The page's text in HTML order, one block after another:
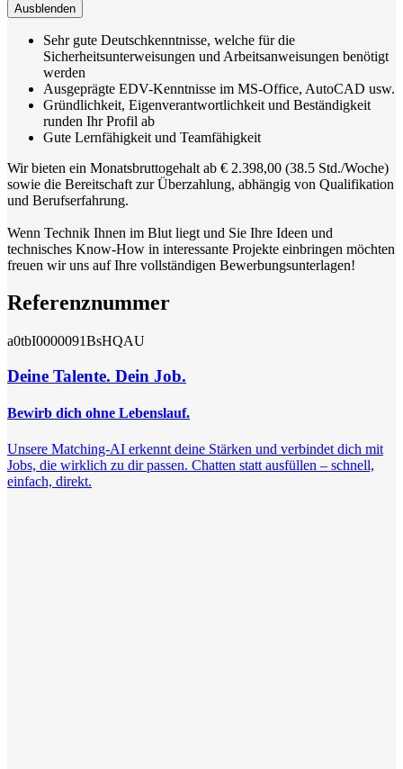
Ausblenden
Sehr gute Deutschkenntnisse, welche für die
Sicherheitsunterweisungen und Arbeitsanweisungen benötigt
werden
Ausgeprägte EDV-Kenntnisse im MS-Office, AutoCAD usw.
Gründlichkeit, Eigenverantwortlichkeit und Beständigkeit
runden Ihr Profil ab
Gute Lernfähigkeit und Teamfähigkeit
Wir bieten ein Monatsbruttogehalt ab € 2.398,00 (38.5 Std./Woche)
sowie die Bereitschaft zur Überzahlung, abhängig von Qualifikation
und Berufserfahrung.
Wenn Technik Ihnen im Blut liegt und Sie Ihre Ideen und
technisches Know-How in interessante Projekte einbringen möchten
freuen wir uns auf Ihre vollständigen Bewerbungsunterlagen!
Referenznummer
a0tbI0000091BsHQAU
Deine Talente. Dein Job.
Bewirb dich ohne Lebenslauf.
Unsere Matching-AI erkennt deine Stärken und verbindet dich mit
Jobs, die wirklich zu dir passen. Chatten statt ausfüllen – schnell,
einfach, direkt.